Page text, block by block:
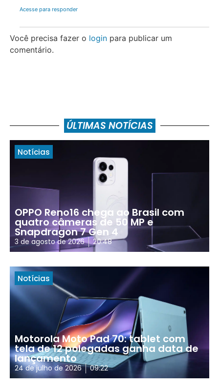
Acesse para responder
Você precisa fazer o login para publicar um
comentário.
ÚLTIMAS NOTÍCIAS
Notícias
OPPO Reno16 chega ao Brasil com
quatro câmeras de 50 MP e
Snapdragon 7 Gen 4
3 de agosto de 2026 20:48
Notícias
Motorola Moto Pad 70: tablet com
tela de 12 polegadas ganha data de
lançamento
24 de julho de 2026 09:22